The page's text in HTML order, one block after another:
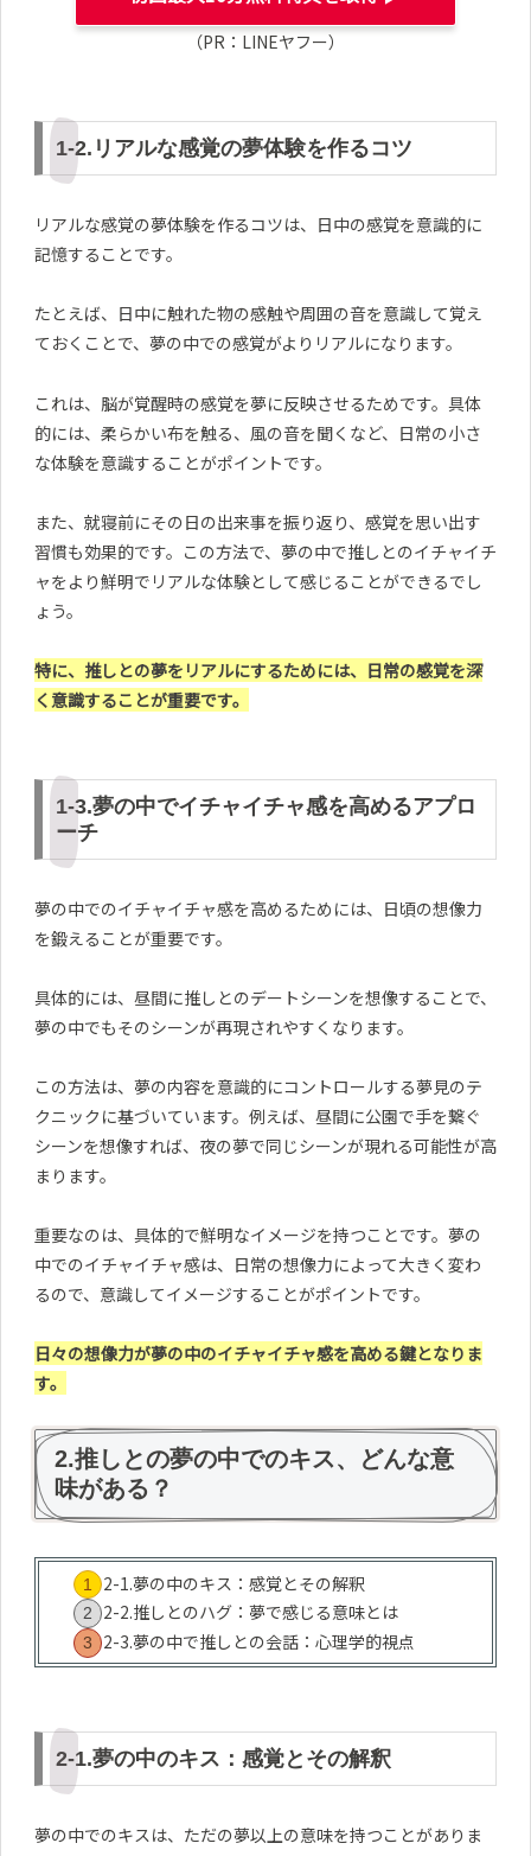
（PR：LINEヤフー）
1-2.リアルな感覚の夢体験を作るコツ
リアルな感覚の夢体験を作るコツは、日中の感覚を意識的に
記憶することです。
たとえば、日中に触れた物の感触や周囲の音を意識して覚え
ておくことで、夢の中での感覚がよりリアルになります。
これは、脳が覚醒時の感覚を夢に反映させるためです。具体
的には、柔らかい布を触る、風の音を聞くなど、日常の小さ
な体験を意識することがポイントです。
また、就寝前にその日の出来事を振り返り、感覚を思い出す
習慣も効果的です。この方法で、夢の中で推しとのイチャイチ
ャをより鮮明でリアルな体験として感じることができるでし
ょう。
特に、推しとの夢をリアルにするためには、日常の感覚を深
く意識することが重要です。
1-3.夢の中でイチャイチャ感を高めるアプロ
ーチ
夢の中でのイチャイチャ感を高めるためには、日頃の想像力
を鍛えることが重要です。
具体的には、昼間に推しとのデートシーンを想像することで、
夢の中でもそのシーンが再現されやすくなります。
この方法は、夢の内容を意識的にコントロールする夢見のテ
クニックに基づいています。例えば、昼間に公園で手を繋ぐ
シーンを想像すれば、夜の夢で同じシーンが現れる可能性が高
まります。
重要なのは、具体的で鮮明なイメージを持つことです。夢の
中でのイチャイチャ感は、日常の想像力によって大きく変わ
るので、意識してイメージすることがポイントです。
日々の想像力が夢の中のイチャイチャ感を高める鍵となりま
す。
2.推しとの夢の中でのキス、どんな意
味がある？
2-1.夢の中のキス：感覚とその解釈
2-2.推しとのハグ：夢で感じる意味とは
2-3.夢の中で推しとの会話：心理学的視点
2-1.夢の中のキス：感覚とその解釈
夢の中でのキスは、ただの夢以上の意味を持つことがありま